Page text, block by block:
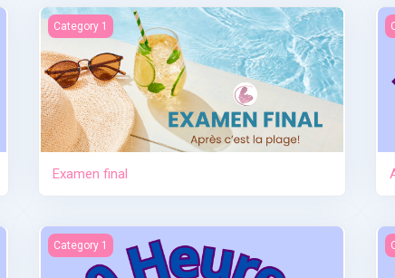
Examen final
Category 1
Examen final
Maladie non infectieuses de la mère
Category 1